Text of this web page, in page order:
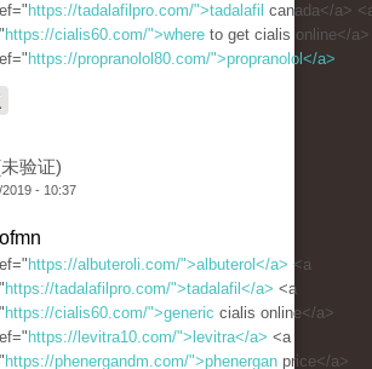
https://tadalafilpro.com/">tadalafil canada</a>
https://cialis60.com/">where to get cialis online</a>
https://propranolol80.com/">propranolol</a>
验证)
- 10:37
https://albuteroli.com/">albuterol</a> <a
https://tadalafilpro.com/">tadalafil</a> <a
https://cialis60.com/">generic cialis online</a>
https://levitra10.com/">levitra</a> <a
https://phenergandm.com/">phenergan price</a>